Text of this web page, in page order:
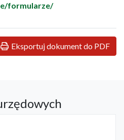
formularze/
Eksportuj dokument do PDF